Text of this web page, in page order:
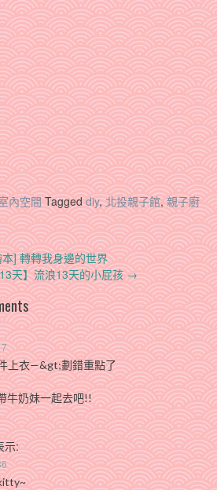
內空間Taggeddiy,北投親子館,親子廚
] 轉轉我身邊的世界
天】流浪13天的小屁孩→
上衣—&gt;劃錯重點了
牛奶妹一起去吧!!
示: